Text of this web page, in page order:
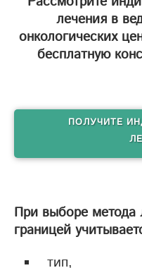
лечения в
онкологических
бесплатную
ПОЛУЧИТЕ
При выборе метода
границей
тип,